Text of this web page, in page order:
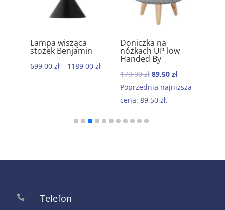
5.00
Lampa wisząca
stożek Benjamin
699,00 zł– 1189,00 zł
5.00
Doniczka na
nóżkach UP low
Handed By
179,00zł Pierwotna
cena
wynosiła:
89,50 złAktualna
cena
Poprzednia najniższa
cena: 89,50 zł.
 Telefon